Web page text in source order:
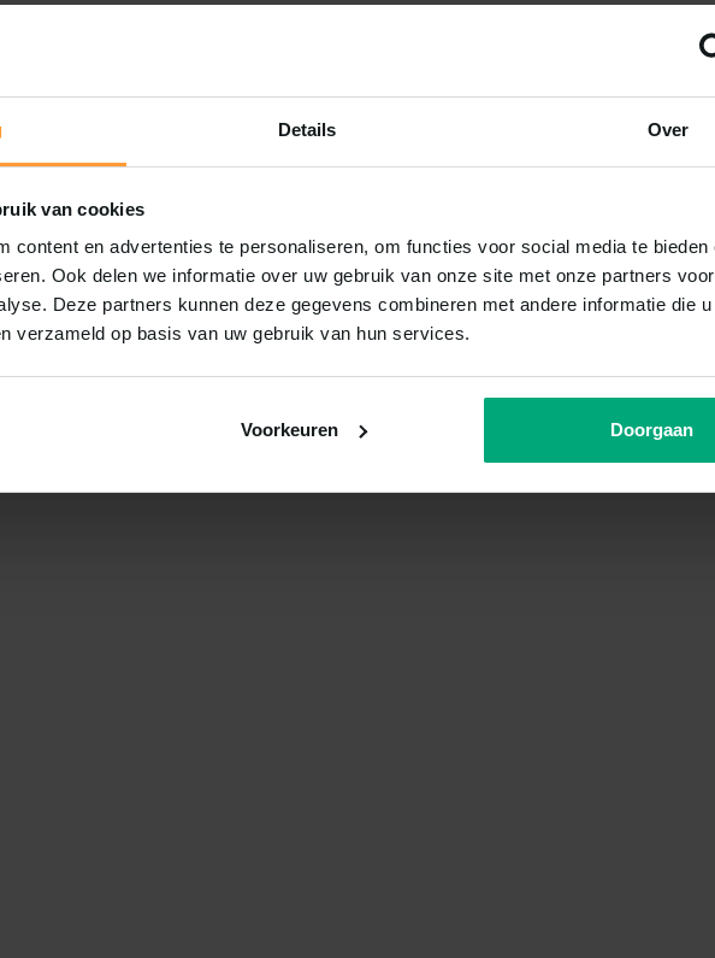
Details Over
van cookies
content en advertenties te personaliseren, om functies voor social media te bieden
Ook delen we informatie over uw gebruik van onze site met onze partners
Deze partners kunnen deze gegevens combineren met andere informatie die
verzameld op basis van uw gebruik van hun services.
Voorkeuren Doorgaan